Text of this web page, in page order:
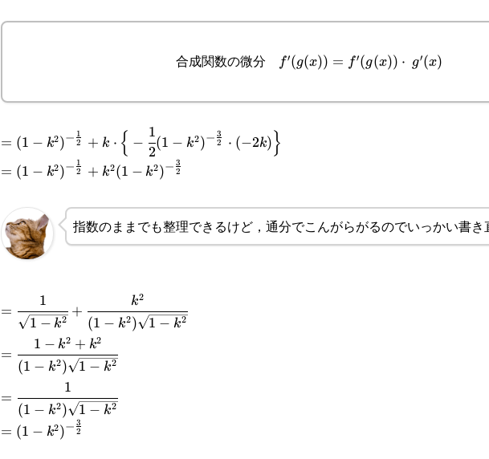
k^2)^{\small{-
合成関数の微分 f'(g(x))=f'(g(x))\cdot g'(x)
f′(g(x)) = f′(g(x)) ⋅ g′(x)
=(1-k^2)^{\small{-
\frac{1}
\cfrac{1}{2}(1-
k^2)^{\small{-
{2}}}\cdot(-2k)\Big\}
= (1 − k2)− 2
1
+ k ⋅ { −
2
1
(1 − k2)− 2
3
⋅ (−2k) }
=(1-
\frac{1}
{2}}}+k^2(1-
\frac{3}{2}}}
= (1 − k2)− 2
1
+ k2(1 − k2)− 2
3
指数のままでも整理できるけど，通分でこんがらがるのでいっかい書き
=\cfrac{1}
{\sqrt{1-
k^2}}+\cfrac{k^2}
{(1-k^2)\sqrt{1-
k^2}}
=
1 − k2
1
+
(1 − k2) 1 − k2
k2
=\cfrac{1-
k^2+k^2}
{(1-
k^2)\sqrt{1-
=
(1 − k2) 1 − k2
1 − k2 + k2
=\cfrac{1}
{(1-
k^2)\sqrt{1-
=
(1 − k2) 1 − k2
1
=(1-
= (1 − k2)− 2
3